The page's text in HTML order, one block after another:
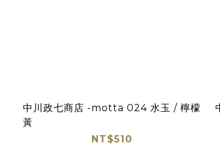
中川政七商店 -motta 024 水玉 / 檸檬
黃
NT$510